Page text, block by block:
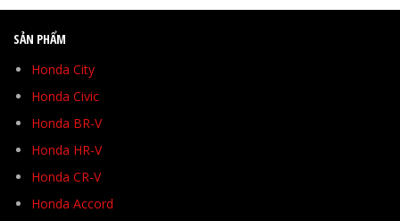
SẢN PHẨM
Honda City
Honda Civic
Honda BR-V
Honda HR-V
Honda CR-V
Honda Accord